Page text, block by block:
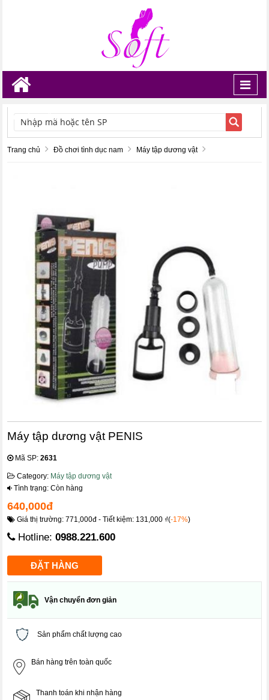
TÌM KIẾM
Trang chủ Đồ chơi tình dục nam Máy tập dương vật
Máy tập dương vật PENIS
Mã SP:2631
Category: Máy tập dương vật
Tình trạng: Còn hàng
640,000đ
Giá thị trường: 771,000đ - Tiết kiệm: 131,000 ₫(-17%)
Hotline:0988.221.600
Vận chuyển đơn giản
Sản phẩm chất lượng cao
Bán hàng trên toàn quốc
Thanh toán khi nhận hàng